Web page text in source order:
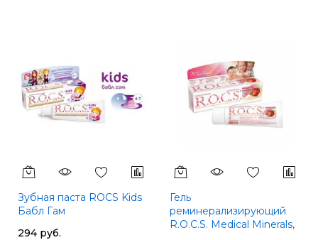
Зубная паста ROCS Kids
Бабл Гам
294 руб.
Гель
реминерализирующий
R.O.C.S. Мedical Minerals,